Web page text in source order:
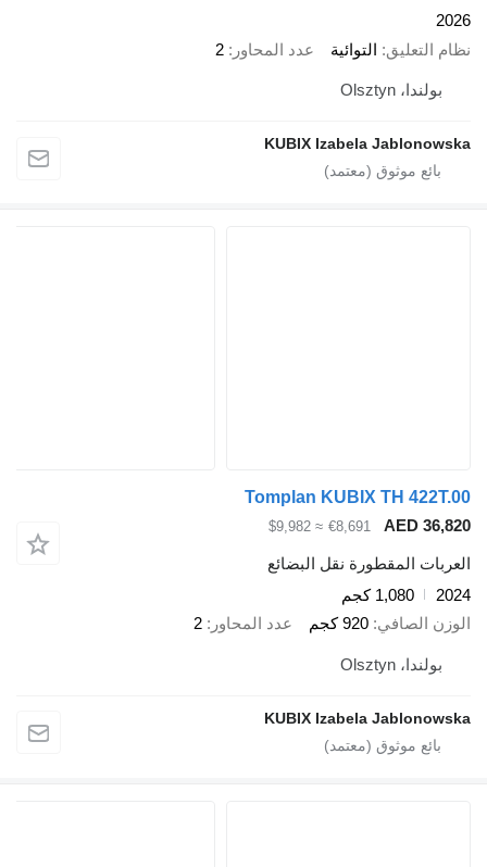
2026
نظام التعليق التوائية عدد المحاور 2
بولندا، Olsztyn
KUBIX Izabela Jablonowska
Tomplan KUBIX TH 422T.00
AED 36,820
€8,691
≈ $9,982
العربات المقطورة نقل البضائع
2024
1,080 كجم
الوزن الصافي 920 كجم عدد المحاور 2
بولندا، Olsztyn
KUBIX Izabela Jablonowska